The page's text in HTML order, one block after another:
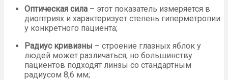
Оптическая сила – этот показатель измеряется в
диоптриях и характеризует степень гиперметропии
у конкретного пациента;
Радиус кривизны – строение глазных яблок у
людей может различаться, но большинству
пациентов подходят линзы со стандартным
радиусом 8,6 мм;